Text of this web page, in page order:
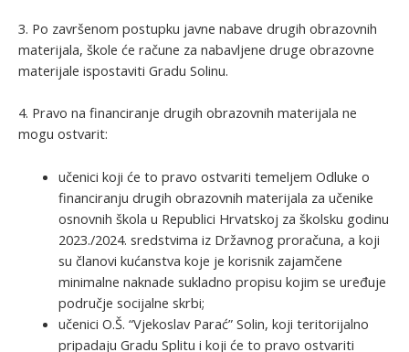
3. Po završenom postupku javne nabave drugih obrazovnih
materijala, škole će račune za nabavljene druge obrazovne
materijale ispostaviti Gradu Solinu.
4. Pravo na financiranje drugih obrazovnih materijala ne
mogu ostvarit:
učenici koji će to pravo ostvariti temeljem Odluke o
financiranju drugih obrazovnih materijala za učenike
osnovnih škola u Republici Hrvatskoj za školsku godinu
2023./2024. sredstvima iz Državnog proračuna, a koji
su članovi kućanstva koje je korisnik zajamčene
minimalne naknade sukladno propisu kojim se uređuje
područje socijalne skrbi;
učenici O.Š. “Vjekoslav Parać” Solin, koji teritorijalno
pripadaju Gradu Splitu i koji će to pravo ostvariti